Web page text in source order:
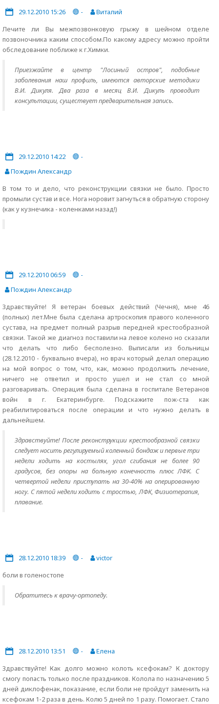
29.12.2010 15:26 -
Виталий
Лечите ли Вы межпозвонковую грыжу в шейном отделе
позвоночника каким способом.По какому адресу можно пройти
обследование поближе к г.Химки.
Приезжайте в центр "Лосиный остров", подобные
заболевания наш профиль, имеются авторские методики
В.И. Дикуля. Два раза в месяц В.И. Дикуль проводит
консультации, существует предварительная запись.
29.12.2010 14:22
-
Пождин Александр
В том то и дело, что реконструкции связки не было. Просто
промыли сустав и все. Нога норовит загнуться в обратную сторону
(как у кузнечика - коленками назад!)
29.12.2010 06:59
-
Пождин Александр
Здравствуйте! Я ветеран боевых действий (Чечня), мне 46
(полных) лет.Мне была сделана артроскопия правого коленного
сустава, на предмет полный разрыв передней крестообразной
связки. Такой же диагноз поставили на левое колено но сказали
что делать что либо бесполезно. Выписали из больницы
(28.12.2010 - буквально вчера), но врач который делал операцию
на мой вопрос о том, что, как, можно продолжить лечение,
ничего не ответил и просто ушел и не стал со мной
разговаривать. Операция была сделана в госпитале Ветеранов
войн в г. Екатеринбурге. Подскажите пож-ста как
реабилитироваться после операции и что нужно делать в
дальнейшем.
Здравствуйте! После реконструкции крестообразной связки
следует носить регулируемый коленный бондаж и первые три
недели ходить на костылях, угол сгибания не более 90
градусов, без опоры на больную конечность плюс ЛФК. С
четвертой недели приступать на 30-40% на оперированную
ногу. С пятой недели ходить с тростью, ЛФК, Физиотерапия,
плавание.
28.12.2010 18:39 -
victor
боли в голеностопе
Обратитесь к врачу-ортопеду.
28.12.2010 13:51 -
Елена
Здравствуйте! Как долго можно колоть ксефокам? К доктору
смогу попасть только после праздников. Колола по назначению 5
дней диклофенак, показание, если боли не пройдут заменить на
ксефокам 1-2 раза в день. Колю 5 дней по 1 разу. Помогает. Стало